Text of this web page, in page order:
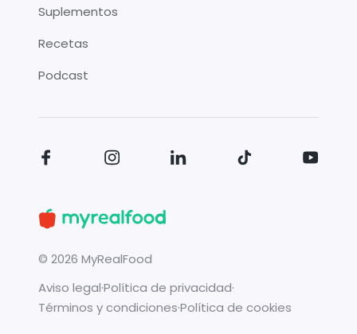
Suplementos
Recetas
Podcast
© 2026 MyRealFood
Aviso legal·Política de privacidad·
Términos y condiciones·Política de cookies